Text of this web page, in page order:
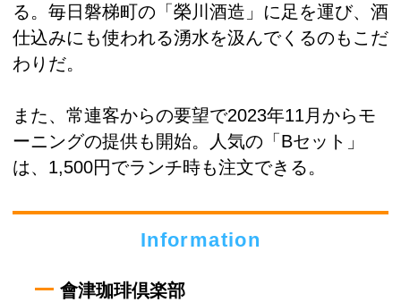
る。毎日磐梯町の「榮川酒造」に足を運び、酒
仕込みにも使われる湧水を汲んでくるのもこだ
わりだ。
また、常連客からの要望で2023年11月からモ
ーニングの提供も開始。人気の「Bセット」
は、1,500円でランチ時も注文できる。
Information
會津珈琲倶楽部